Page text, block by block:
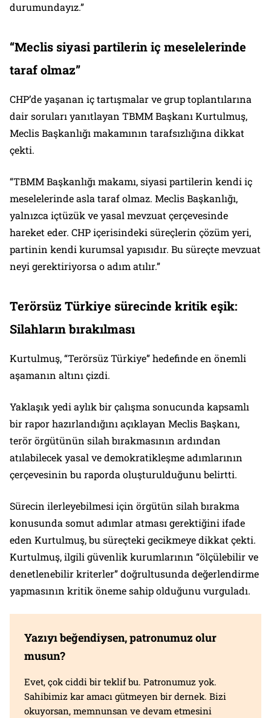
durumundayız.”
“Meclis siyasi partilerin iç meselelerinde
taraf olmaz”
CHP’de yaşanan iç tartışmalar ve grup toplantılarına
dair soruları yanıtlayan TBMM Başkanı Kurtulmuş,
Meclis Başkanlığı makamının tarafsızlığına dikkat
çekti.
“TBMM Başkanlığı makamı, siyasi partilerin kendi iç
meselelerinde asla taraf olmaz. Meclis Başkanlığı,
yalnızca içtüzük ve yasal mevzuat çerçevesinde
hareket eder. CHP içerisindeki süreçlerin çözüm yeri,
partinin kendi kurumsal yapısıdır. Bu süreçte mevzuat
neyi gerektiriyorsa o adım atılır.”
Terörsüz Türkiye sürecinde kritik eşik:
Silahların bırakılması
Kurtulmuş, “Terörsüz Türkiye” hedefinde en önemli
aşamanın altını çizdi.
Yaklaşık yedi aylık bir çalışma sonucunda kapsamlı
bir rapor hazırlandığını açıklayan Meclis Başkanı,
terör örgütünün silah bırakmasının ardından
atılabilecek yasal ve demokratikleşme adımlarının
çerçevesinin bu raporda oluşturulduğunu belirtti.
Sürecin ilerleyebilmesi için örgütün silah bırakma
konusunda somut adımlar atması gerektiğini ifade
eden Kurtulmuş, bu süreçteki gecikmeye dikkat çekti.
Kurtulmuş, ilgili güvenlik kurumlarının “ölçülebilir ve
denetlenebilir kriterler” doğrultusunda değerlendirme
yapmasının kritik öneme sahip olduğunu vurguladı.
Yazıyı beğendiysen, patronumuz olur
musun?
Evet, çok ciddi bir teklif bu. Patronumuz yok.
Sahibimiz kar amacı gütmeyen bir dernek. Bizi
okuyorsan, memnunsan ve devam etmesini